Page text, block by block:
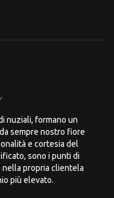
nuziali, formano un
sempre nostro fiore
e cortesia del
sono i punti di
nella propria clientela
più elevato.